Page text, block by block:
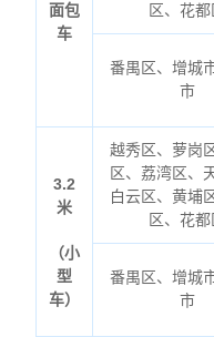
面包
车
区、花都
番禺区、增城
市
3.2
米
（小
型
车）
越秀区、萝岗
区、荔湾区、
白云区、黄埔
区、花都
番禺区、增城
市